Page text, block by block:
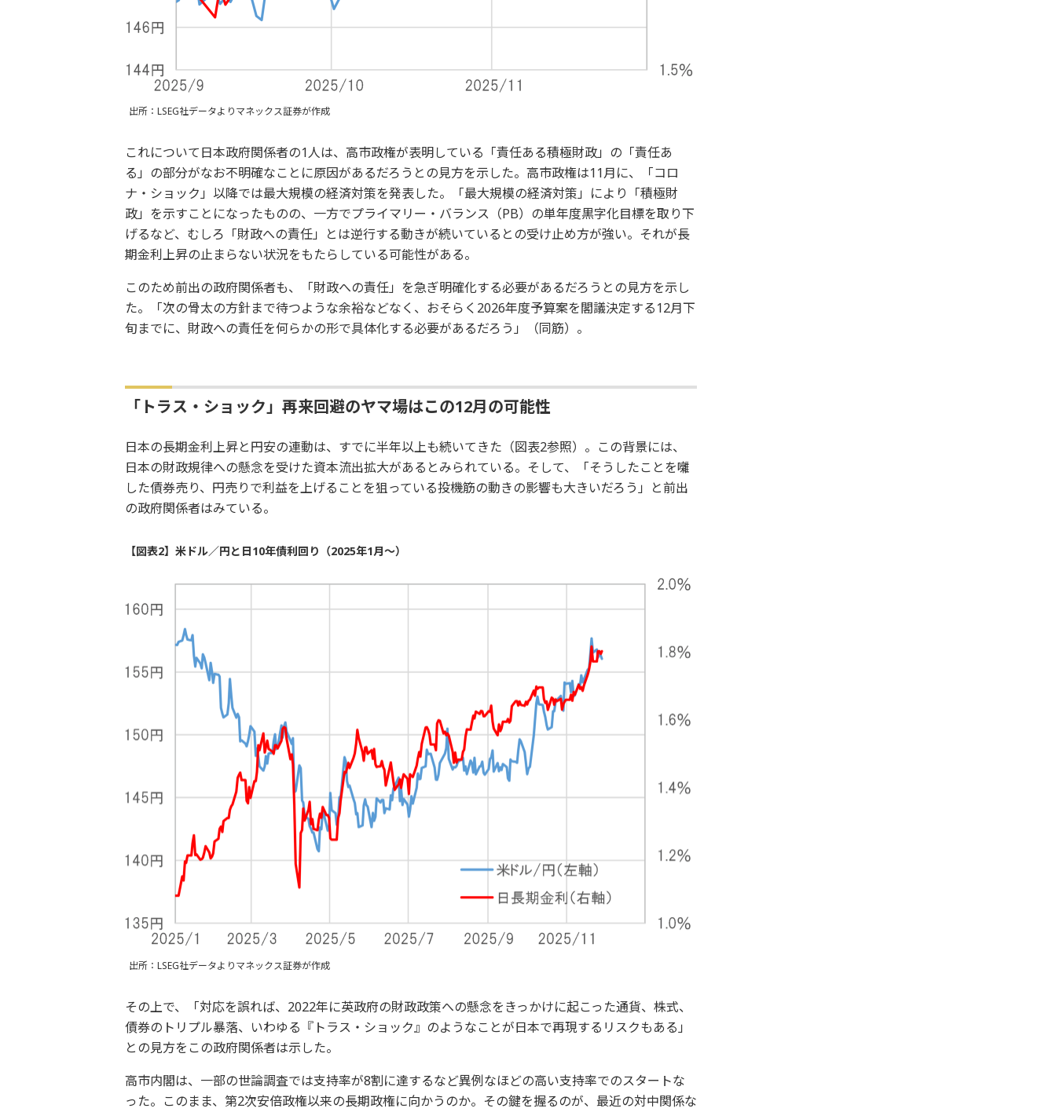
出所：LSEG社データよりマネックス証券が作成
これについて日本政府関係者の1人は、高市政権が表明している「責任ある積極財政」の「責任あ
る」の部分がなお不明確なことに原因があるだろうとの見方を示した。高市政権は11月に、「コロ
ナ・ショック」以降では最大規模の経済対策を発表した。「最大規模の経済対策」により「積極財
政」を示すことになったものの、一方でプライマリー・バランス（PB）の単年度黒字化目標を取り下
げるなど、むしろ「財政への責任」とは逆行する動きが続いているとの受け止め方が強い。それが長
期金利上昇の止まらない状況をもたらしている可能性がある。
このため前出の政府関係者も、「財政への責任」を急ぎ明確化する必要があるだろうとの見方を示し
た。「次の骨太の方針まで待つような余裕などなく、おそらく2026年度予算案を閣議決定する12月下
旬までに、財政への責任を何らかの形で具体化する必要があるだろう」（同筋）。
「トラス・ショック」再来回避のヤマ場はこの12月の可能性
日本の長期金利上昇と円安の連動は、すでに半年以上も続いてきた（図表2参照）。この背景には、
日本の財政規律への懸念を受けた資本流出拡大があるとみられている。そして、「そうしたことを囃
した債券売り、円売りで利益を上げることを狙っている投機筋の動きの影響も大きいだろう」と前出
の政府関係者はみている。
【図表2】米ドル／円と日10年債利回り（2025年1月～）
出所：LSEG社データよりマネックス証券が作成
その上で、「対応を誤れば、2022年に英政府の財政政策への懸念をきっかけに起こった通貨、株式、
債券のトリプル暴落、いわゆる『トラス・ショック』のようなことが日本で再現するリスクもある」
との見方をこの政府関係者は示した。
高市内閣は、一部の世論調査では支持率が8割に達するなど異例なほどの高い支持率でのスタートな
った。このまま、第2次安倍政権以来の長期政権に向かうのか。その鍵を握るのが、最近の対中関係な